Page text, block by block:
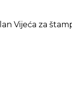
Vijeća za